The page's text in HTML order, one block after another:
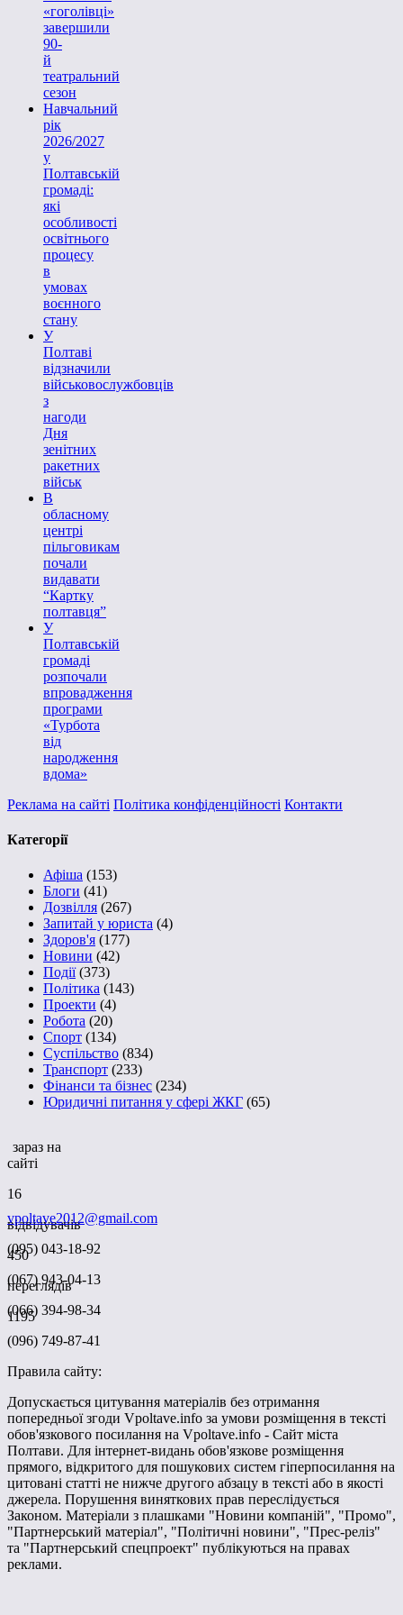
«гоголівці»
завершили
90-
й
театральний
сезон
Навчальний
рік
2026/2027
у
Полтавській
громаді:
які
особливості
освітнього
процесу
в
умовах
воєнного
стану
У
Полтаві
відзначили
військовослужбовців
з
нагоди
Дня
зенітних
ракетних
військ
В
обласному
центрі
пільговикам
почали
видавати
“Картку
полтавця”
У
Полтавській
громаді
розпочали
впровадження
програми
«Турбота
від
народження
вдома»
Реклама на сайті Політика конфіденційності Контакти
Категорії
Афіша (153)
Блоги (41)
Дозвілля (267)
Запитай у юриста (4)
Здоров'я (177)
Новини (42)
Події(373)
Політика (143)
Проекти (4)
Робота (20)
Спорт (134)
Суспільство (834)
Транспорт (233)
Фінанси та бізнес (234)
Юридичні питання у сфері ЖКГ (65)
зараз на
сайті
16
відвідувачів
450
переглядів
1195
vpoltave2012@gmail.com
(095) 043-18-92
(067) 943-04-13
(066) 394-98-34
(096) 749-87-41
Правила сайту:
Допускається цитування матеріалів без отримання
попередньої згоди Vpoltave.info за умови розміщення в тексті
обов'язкового посилання на Vpoltave.info - Сайт міста
Полтави. Для інтернет-видань обов'язкове розміщення
прямого, відкритого для пошукових систем гіперпосилання на
цитовані статті не нижче другого абзацу в тексті або в якості
джерела. Порушення виняткових прав переслідується
Законом. Матеріали з плашками "Новини компаній", "Промо",
"Партнерський матеріал", "Політичні новини", "Прес-реліз"
та "Партнерський спецпроект" публікуються на правах
реклами.